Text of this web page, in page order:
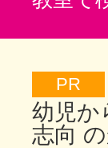
PR
幼児か
志向